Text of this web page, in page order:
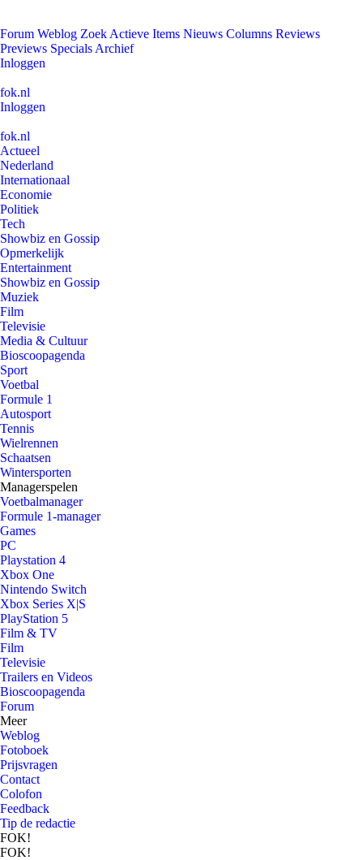
Forum Weblog Zoek Actieve Items Nieuws Columns Reviews
Previews Specials Archief
Inloggen
fok.nl
Inloggen
fok.nl
Actueel
Nederland
Internationaal
Economie
Politiek
Tech
Showbiz en Gossip
Opmerkelijk
Entertainment
Showbiz en Gossip
Muziek
Film
Televisie
Media & Cultuur
Bioscoopagenda
Sport
Voetbal
Formule 1
Autosport
Tennis
Wielrennen
Schaatsen
Wintersporten
Managerspelen
Voetbalmanager
Formule 1-manager
Games
PC
Playstation 4
Xbox One
Nintendo Switch
Xbox Series X|S
PlayStation 5
Film & TV
Film
Televisie
Trailers en Videos
Bioscoopagenda
Forum
Meer
Weblog
Fotoboek
Prijsvragen
Contact
Colofon
Feedback
Tip de redactie
FOK!
FOK!